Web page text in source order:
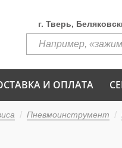
г. Тверь,
И ОПЛАТА
Пневмоинструмент